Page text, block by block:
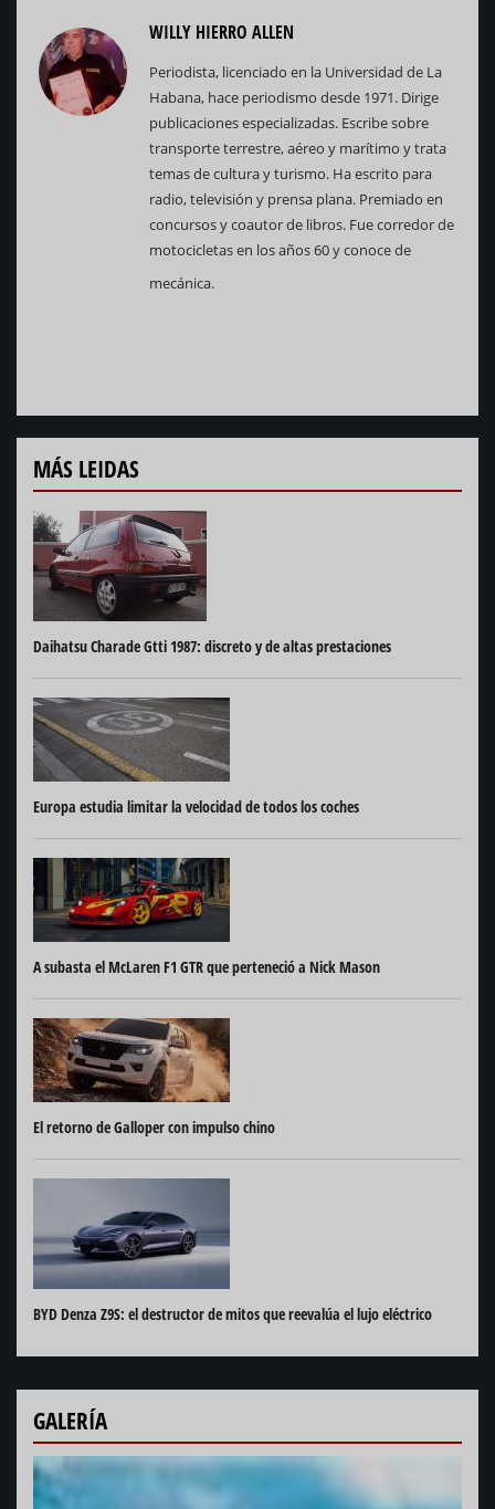
WILLY HIERRO ALLEN
Periodista, licenciado en la Universidad de La
Habana, hace periodismo desde 1971. Dirige
publicaciones especializadas. Escribe sobre
transporte terrestre, aéreo y marítimo y trata
temas de cultura y turismo. Ha escrito para
radio, televisión y prensa plana. Premiado en
concursos y coautor de libros. Fue corredor de
motocicletas en los años 60 y conoce de
mecánica.
MÁS LEIDAS
Daihatsu Charade Gtti 1987: discreto y de altas prestaciones
Europa estudia limitar la velocidad de todos los coches
A subasta el McLaren F1 GTR que perteneció a Nick Mason
El retorno de Galloper con impulso chino
BYD Denza Z9S: el destructor de mitos que reevalúa el lujo eléctrico
GALERÍA